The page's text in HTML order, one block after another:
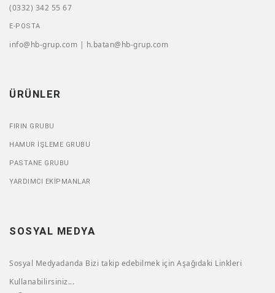
(0332) 342 55 67
E-POSTA
info@hb-grup.com | h.batan@hb-grup.com
ÜRÜNLER
FIRIN GRUBU
HAMUR İŞLEME GRUBU
PASTANE GRUBU
YARDIMCI EKIPMANLAR
SOSYAL MEDYA
Sosyal Medyadanda Bizi takip edebilmek için Aşağıdaki Linkleri
Kullanabilirsiniz...